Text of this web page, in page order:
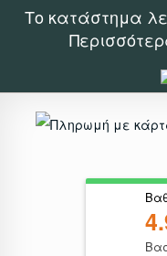
Το κατάστημα